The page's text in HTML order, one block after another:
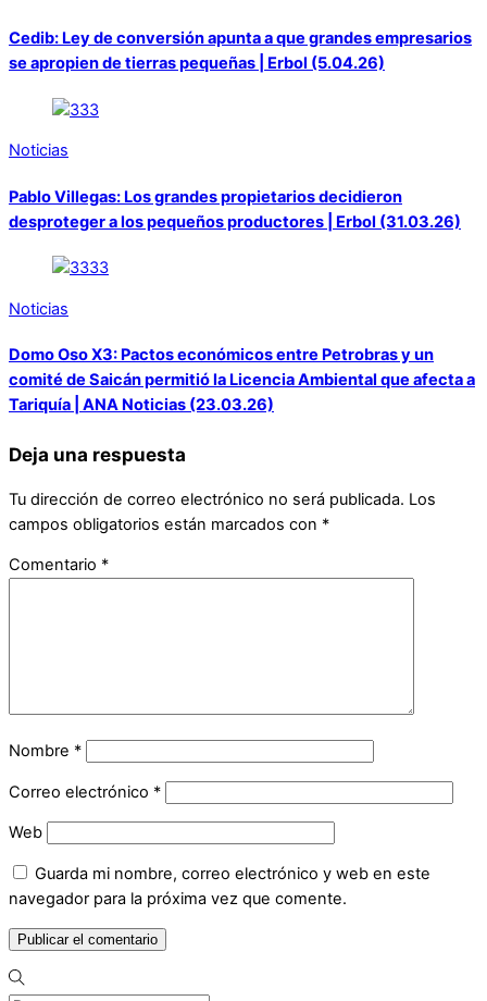
Cedib: Ley de conversión apunta a que grandes empresarios
se apropien de tierras pequeñas | Erbol (5.04.26)
Noticias
Pablo Villegas: Los grandes propietarios decidieron
desproteger a los pequeños productores | Erbol (31.03.26)
Noticias
Domo Oso X3: Pactos económicos entre Petrobras y un
comité de Saicán permitió la Licencia Ambiental que afecta a
Tariquía | ANA Noticias (23.03.26)
Deja una respuesta
Tu dirección de correo electrónico no será publicada. Los
campos obligatorios están marcados con *
Comentario *
Nombre *
Correo electrónico *
Web
Guarda mi nombre, correo electrónico y web en este
navegador para la próxima vez que comente.